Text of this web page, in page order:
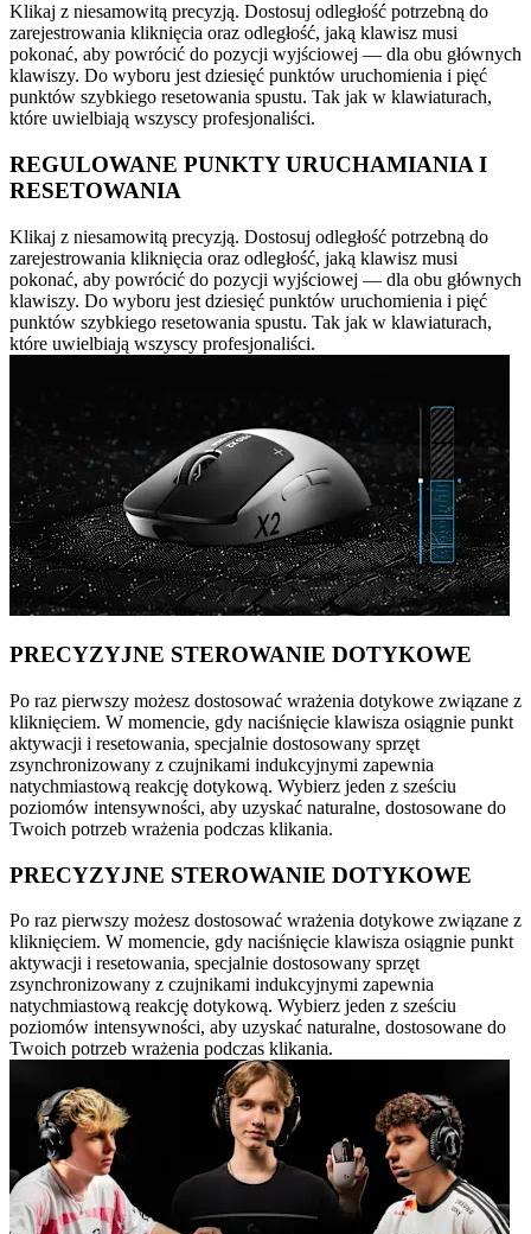
Klikaj z niesamowitą precyzją. Dostosuj odległość potrzebną do
zarejestrowania kliknięcia oraz odległość, jaką klawisz musi
pokonać, aby powrócić do pozycji wyjściowej — dla obu głównych
klawiszy. Do wyboru jest dziesięć punktów uruchomienia i pięć
punktów szybkiego resetowania spustu. Tak jak w klawiaturach,
które uwielbiają wszyscy profesjonaliści.
REGULOWANE PUNKTY URUCHAMIANIA I
RESETOWANIA
Klikaj z niesamowitą precyzją. Dostosuj odległość potrzebną do
zarejestrowania kliknięcia oraz odległość, jaką klawisz musi
pokonać, aby powrócić do pozycji wyjściowej — dla obu głównych
klawiszy. Do wyboru jest dziesięć punktów uruchomienia i pięć
punktów szybkiego resetowania spustu. Tak jak w klawiaturach,
które uwielbiają wszyscy profesjonaliści.
PRECYZYJNE STEROWANIE DOTYKOWE
Po raz pierwszy możesz dostosować wrażenia dotykowe związane z
kliknięciem. W momencie, gdy naciśnięcie klawisza osiągnie punkt
aktywacji i resetowania, specjalnie dostosowany sprzęt
zsynchronizowany z czujnikami indukcyjnymi zapewnia
natychmiastową reakcję dotykową. Wybierz jeden z sześciu
poziomów intensywności, aby uzyskać naturalne, dostosowane do
Twoich potrzeb wrażenia podczas klikania.
PRECYZYJNE STEROWANIE DOTYKOWE
Po raz pierwszy możesz dostosować wrażenia dotykowe związane z
kliknięciem. W momencie, gdy naciśnięcie klawisza osiągnie punkt
aktywacji i resetowania, specjalnie dostosowany sprzęt
zsynchronizowany z czujnikami indukcyjnymi zapewnia
natychmiastową reakcję dotykową. Wybierz jeden z sześciu
poziomów intensywności, aby uzyskać naturalne, dostosowane do
Twoich potrzeb wrażenia podczas klikania.